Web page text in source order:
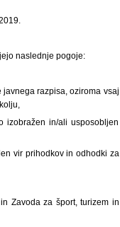
naslednje pogoje:
razpisa, oziroma vsaj
izobražen in/ali usposobljen
vir prihodkov in odhodki za
Zavoda za šport, turizem in